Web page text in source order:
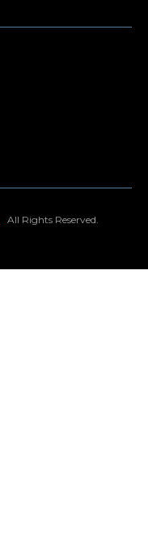
All Rights Reserved.